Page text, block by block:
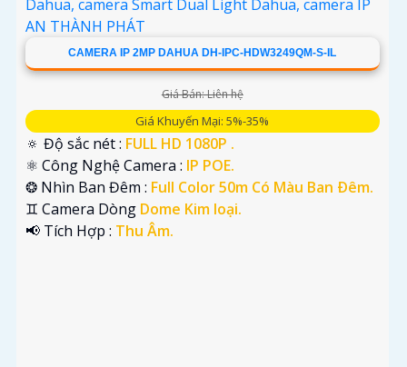
CAMERA IP 2MP DAHUA DH-IPC-HDW3249QM-S-IL
Giá Bán: Liên hệ
Giá Khuyến Mại: 5%-35%
🔅 Độ sắc nét : FULL HD 1080P .
⚛️ Công Nghệ Camera : IP POE.
❂ Nhìn Ban Đêm : Full Color 50m Có Màu Ban Ðêm.
♊ Camera Dòng Dome Kim loại.
️📢 Tích Hợp : Thu Âm.